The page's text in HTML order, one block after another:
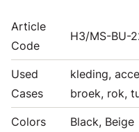
Article
Code
H3/MS-BU-
Used
Cases
kleding,
broek, rok,
Colors Black, Beige